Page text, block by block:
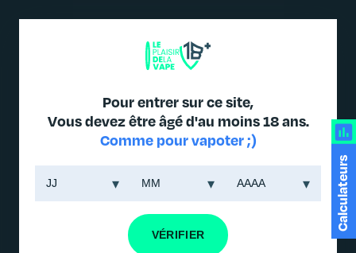
Pour entrer sur ce site,
Vous devez être âgé d'au moins 18 ans.
Comme pour vapoter ;)
VÉRIFIER
Calculateurs
Kit Solo Batterie
Big Puff Reload
BIG PUFF RELOAD